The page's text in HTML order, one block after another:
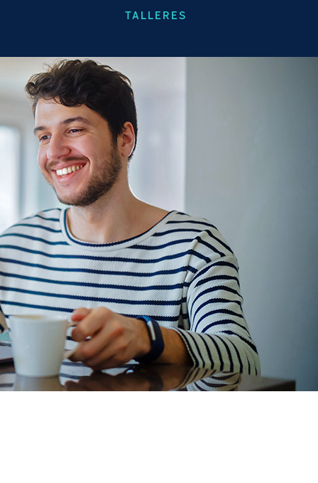
TALLERES